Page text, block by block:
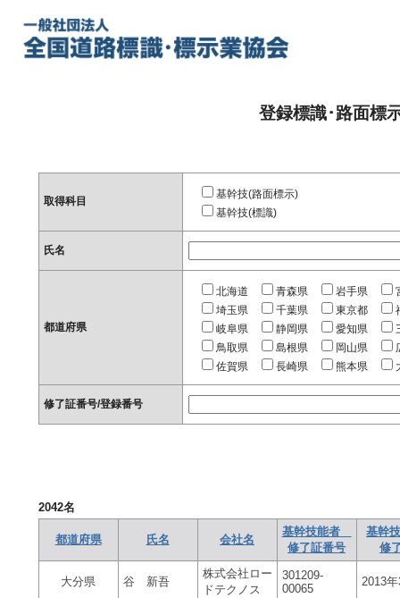
登録標識･路面標
取得科目
基幹技(路面標示)
基幹技(標識)
氏名
都道府県
北海道 青森県 岩手県
埼玉県
千葉県 東京都
岐阜県
静岡県 愛知県
鳥取県
島根県 岡山県
佐賀県
長崎県 熊本県
修了証番号/登録番号
2042名
都道府県 氏名 会社名
基幹技能者
修了証番号
基幹
修
大分県 谷 新吾
株式会社ロー
ドテクノス
301209-
00065
2013